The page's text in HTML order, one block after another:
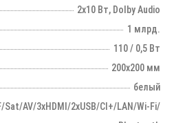
2х10 Вт, Dolby Audio
1 млрд.
110 / 0,5 Вт
200х200 мм
белый
Sat/AV/3xHDMI/2xUSB/CI+/LAN/Wi-Fi/